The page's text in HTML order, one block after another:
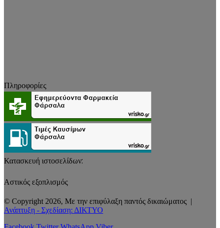
Πληροφορίες
Κατασκευή ιστοσελίδων:
Αστικός εξοπλισμός
© Copyright 2026, Με την επιφύλαξη παντός δικαιώματος |
Ανάπτυξη - Σχεδίαση: ΔΙΚΤΥΟ